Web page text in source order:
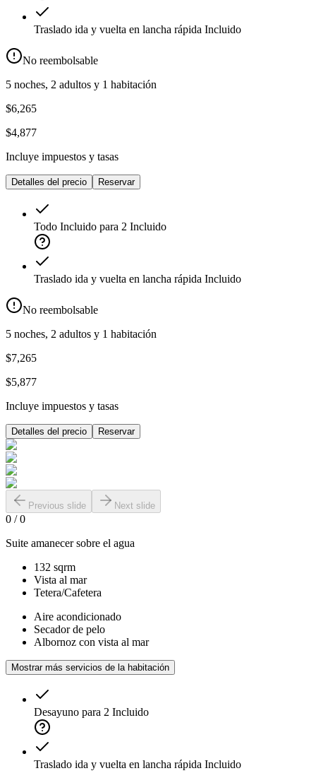
Traslado ida y vuelta en lancha rápida Incluido
No reembolsable
5 noches, 2 adultos y 1 habitación
$6,265
$4,877
Incluye impuestos y tasas
Detalles del precio Reservar
Todo Incluido para 2 Incluido
Traslado ida y vuelta en lancha rápida Incluido
No reembolsable
5 noches, 2 adultos y 1 habitación
$7,265
$5,877
Incluye impuestos y tasas
Detalles del precio Reservar
Previous slide Next slide
0 /0
Suite amanecer sobre el agua
132 sqrm
Vista al mar
Tetera/Cafetera
Aire acondicionado
Secador de pelo
Albornoz con vista al mar
Mostrar más servicios de la habitación
Desayuno para 2 Incluido
Traslado ida y vuelta en lancha rápida Incluido